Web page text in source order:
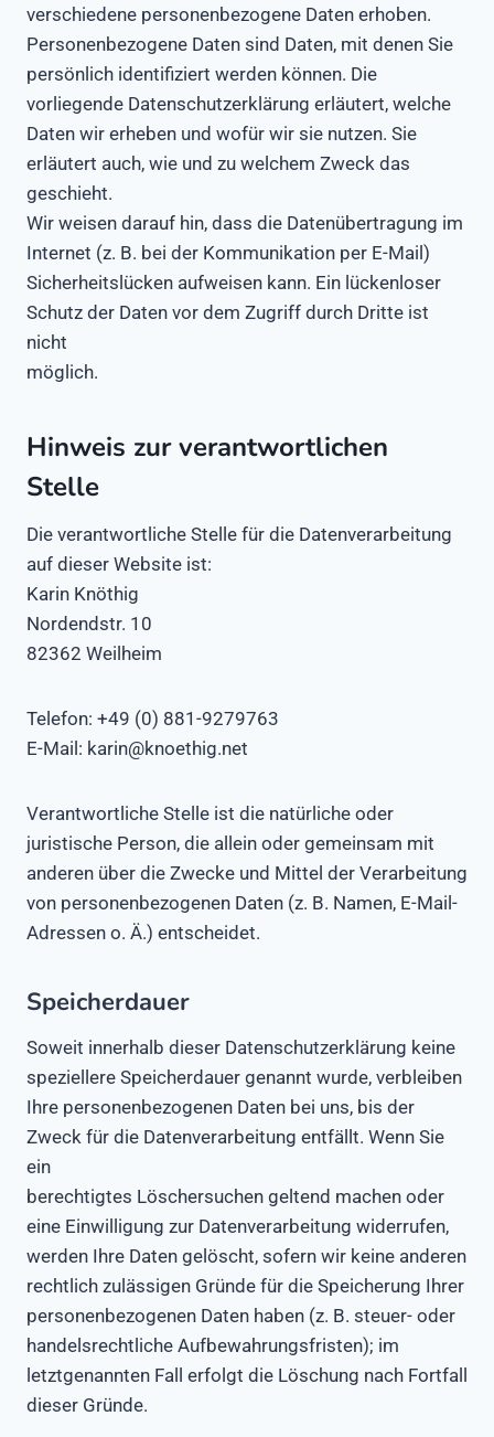
verschiedene personenbezogene Daten erhoben.
Personenbezogene Daten sind Daten, mit denen Sie
persönlich identifiziert werden können. Die
vorliegende Datenschutzerklärung erläutert, welche
Daten wir erheben und wofür wir sie nutzen. Sie
erläutert auch, wie und zu welchem Zweck das
geschieht.
Wir weisen darauf hin, dass die Datenübertragung im
Internet (z. B. bei der Kommunikation per E-Mail)
Sicherheitslücken aufweisen kann. Ein lückenloser
Schutz der Daten vor dem Zugriff durch Dritte ist
nicht
möglich.
Hinweis zur verantwortlichen
Stelle
Die verantwortliche Stelle für die Datenverarbeitung
auf dieser Website ist:
Karin Knöthig
Nordendstr. 10
82362 Weilheim
Telefon: +49 (0) 881-9279763
E-Mail: karin@knoethig.net
Verantwortliche Stelle ist die natürliche oder
juristische Person, die allein oder gemeinsam mit
anderen über die Zwecke und Mittel der Verarbeitung
von personenbezogenen Daten (z. B. Namen, E-Mail-
Adressen o. Ä.) entscheidet.
Speicherdauer
Soweit innerhalb dieser Datenschutzerklärung keine
speziellere Speicherdauer genannt wurde, verbleiben
Ihre personenbezogenen Daten bei uns, bis der
Zweck für die Datenverarbeitung entfällt. Wenn Sie
ein
berechtigtes Löschersuchen geltend machen oder
eine Einwilligung zur Datenverarbeitung widerrufen,
werden Ihre Daten gelöscht, sofern wir keine anderen
rechtlich zulässigen Gründe für die Speicherung Ihrer
personenbezogenen Daten haben (z. B. steuer- oder
handelsrechtliche Aufbewahrungsfristen); im
letztgenannten Fall erfolgt die Löschung nach Fortfall
dieser Gründe.